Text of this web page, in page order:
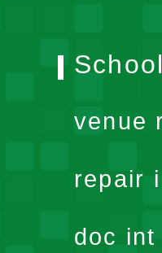
venue
repair
doc